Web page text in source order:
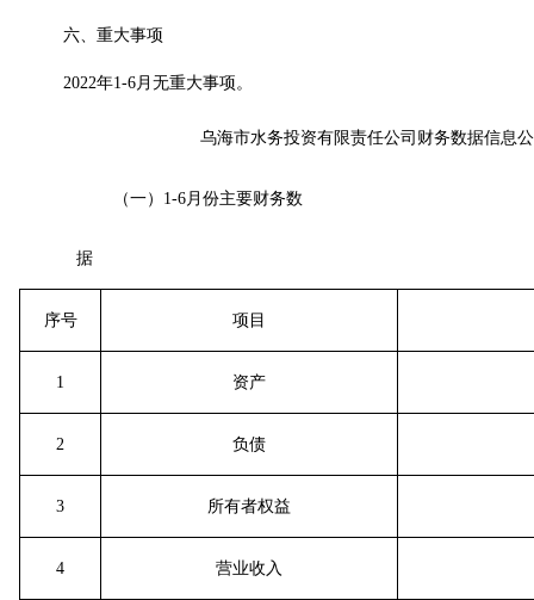
六、 重大事项
2022年1-6月无重大事项。
乌海市水务投资有限责任公司财务数据信息
（一） 1-6月份主要财务数
据
序号 项目
1 资产
2 负债
3 所有者权益
4 营业收入